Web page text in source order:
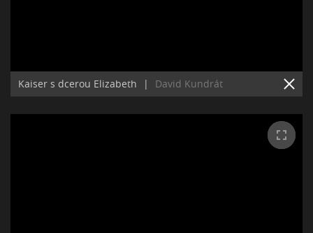
Kaiser s dcerou Elizabeth | David Kundrát